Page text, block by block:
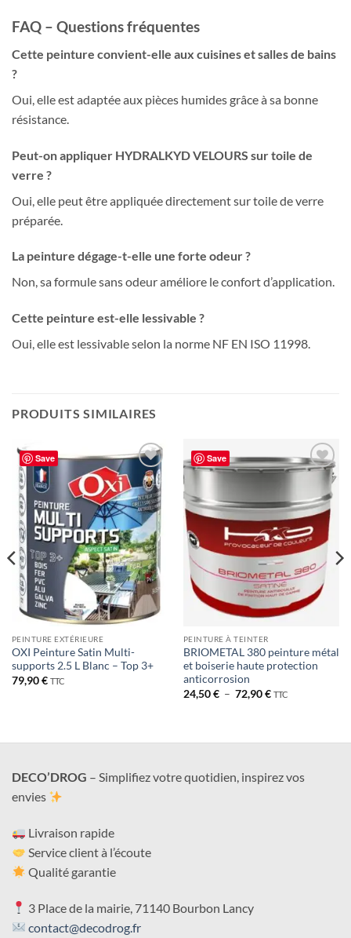
FAQ – Questions fréquentes
Cette peinture convient-elle aux cuisines et salles de bains
?
Oui, elle est adaptée aux pièces humides grâce à sa bonne
résistance.
Peut-on appliquer HYDRALKYD VELOURS sur toile de
verre ?
Oui, elle peut être appliquée directement sur toile de verre
préparée.
La peinture dégage-t-elle une forte odeur ?
Non, sa formule sans odeur améliore le confort d’application.
Cette peinture est-elle lessivable ?
Oui, elle est lessivable selon la norme NF EN ISO 11998.
PRODUITS SIMILAIRES
Save
Ajouter
à la liste
de
souhaits
PEINTURE EXTÉRIEURE
OXI Peinture Satin Multi-
supports 2.5 L Blanc – Top 3+
79,90€ TTC
Save
Ajouter
de
souhaits
PEINTURE À TEINTER
BRIOMETAL 380 peinture métal
et boiserie haute protection
anticorrosion
24,50€ – 72,90€Plage
72,90 €
TTC
DECO’DROG – Simplifiez votre quotidien, inspirez vos
envies
Livraison rapide
Service client à l’écoute
Qualité garantie
3 Place de la mairie, 71140 Bourbon Lancy
contact@decodrog.fr